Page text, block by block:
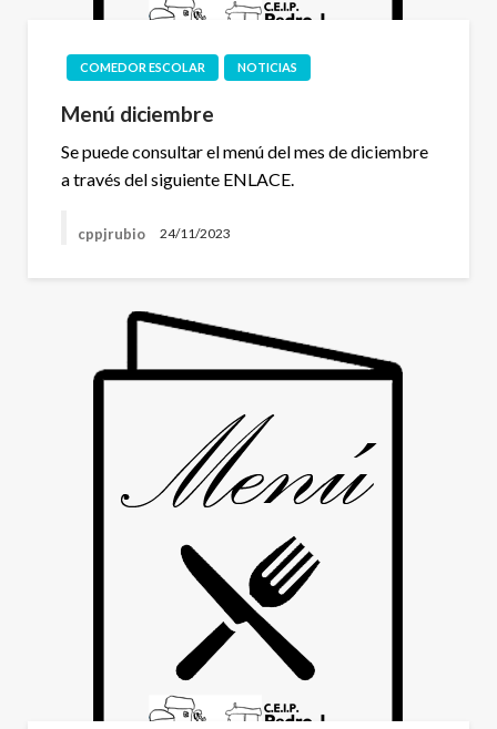
COMEDOR ESCOLAR NOTICIAS
Menú diciembre
Se puede consultar el menú del mes de diciembre
a través del siguiente ENLACE.
cppjrubio 24/11/2023